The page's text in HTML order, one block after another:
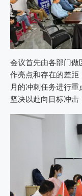
会议首先由各部门做
作亮点和存在的差距
月的冲刺任务进行重
坚决以赴向目标冲击